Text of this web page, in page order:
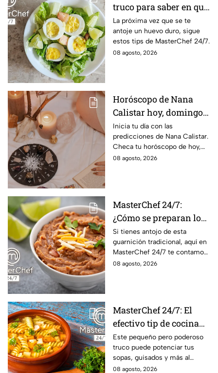
truco para saber en qué
momento está listo un
huevo cocido
La próxima vez que se te
antoje un huevo duro, sigue
estos tips de MasterChef 24/7.
08 agosto, 2026
Horóscopo de Nana
Calistar hoy, domingo 9
de agosto: estos signos
tendrán ingresos extra
Inicia tu día con las
predicciones de Nana Calistar.
Checa tu horóscopo de hoy,
domingo 9 de agosto, y
08 agosto, 2026
MasterChef 24/7:
¿Cómo se preparan los
frijoles puercos estilo
Sonora?
Si tienes antojo de esta
guarnición tradicional, aquí en
MasterChef 24/7 te contamos
la receta.
08 agosto, 2026
MasterChef 24/7: El
efectivo tip de cocina
de las abuelas para
darle sabor extra al
caldillo
Este pequeño pero poderoso
truco puede potenciar tus
sopas, guisados y más al
máximo.
08 agosto, 2026